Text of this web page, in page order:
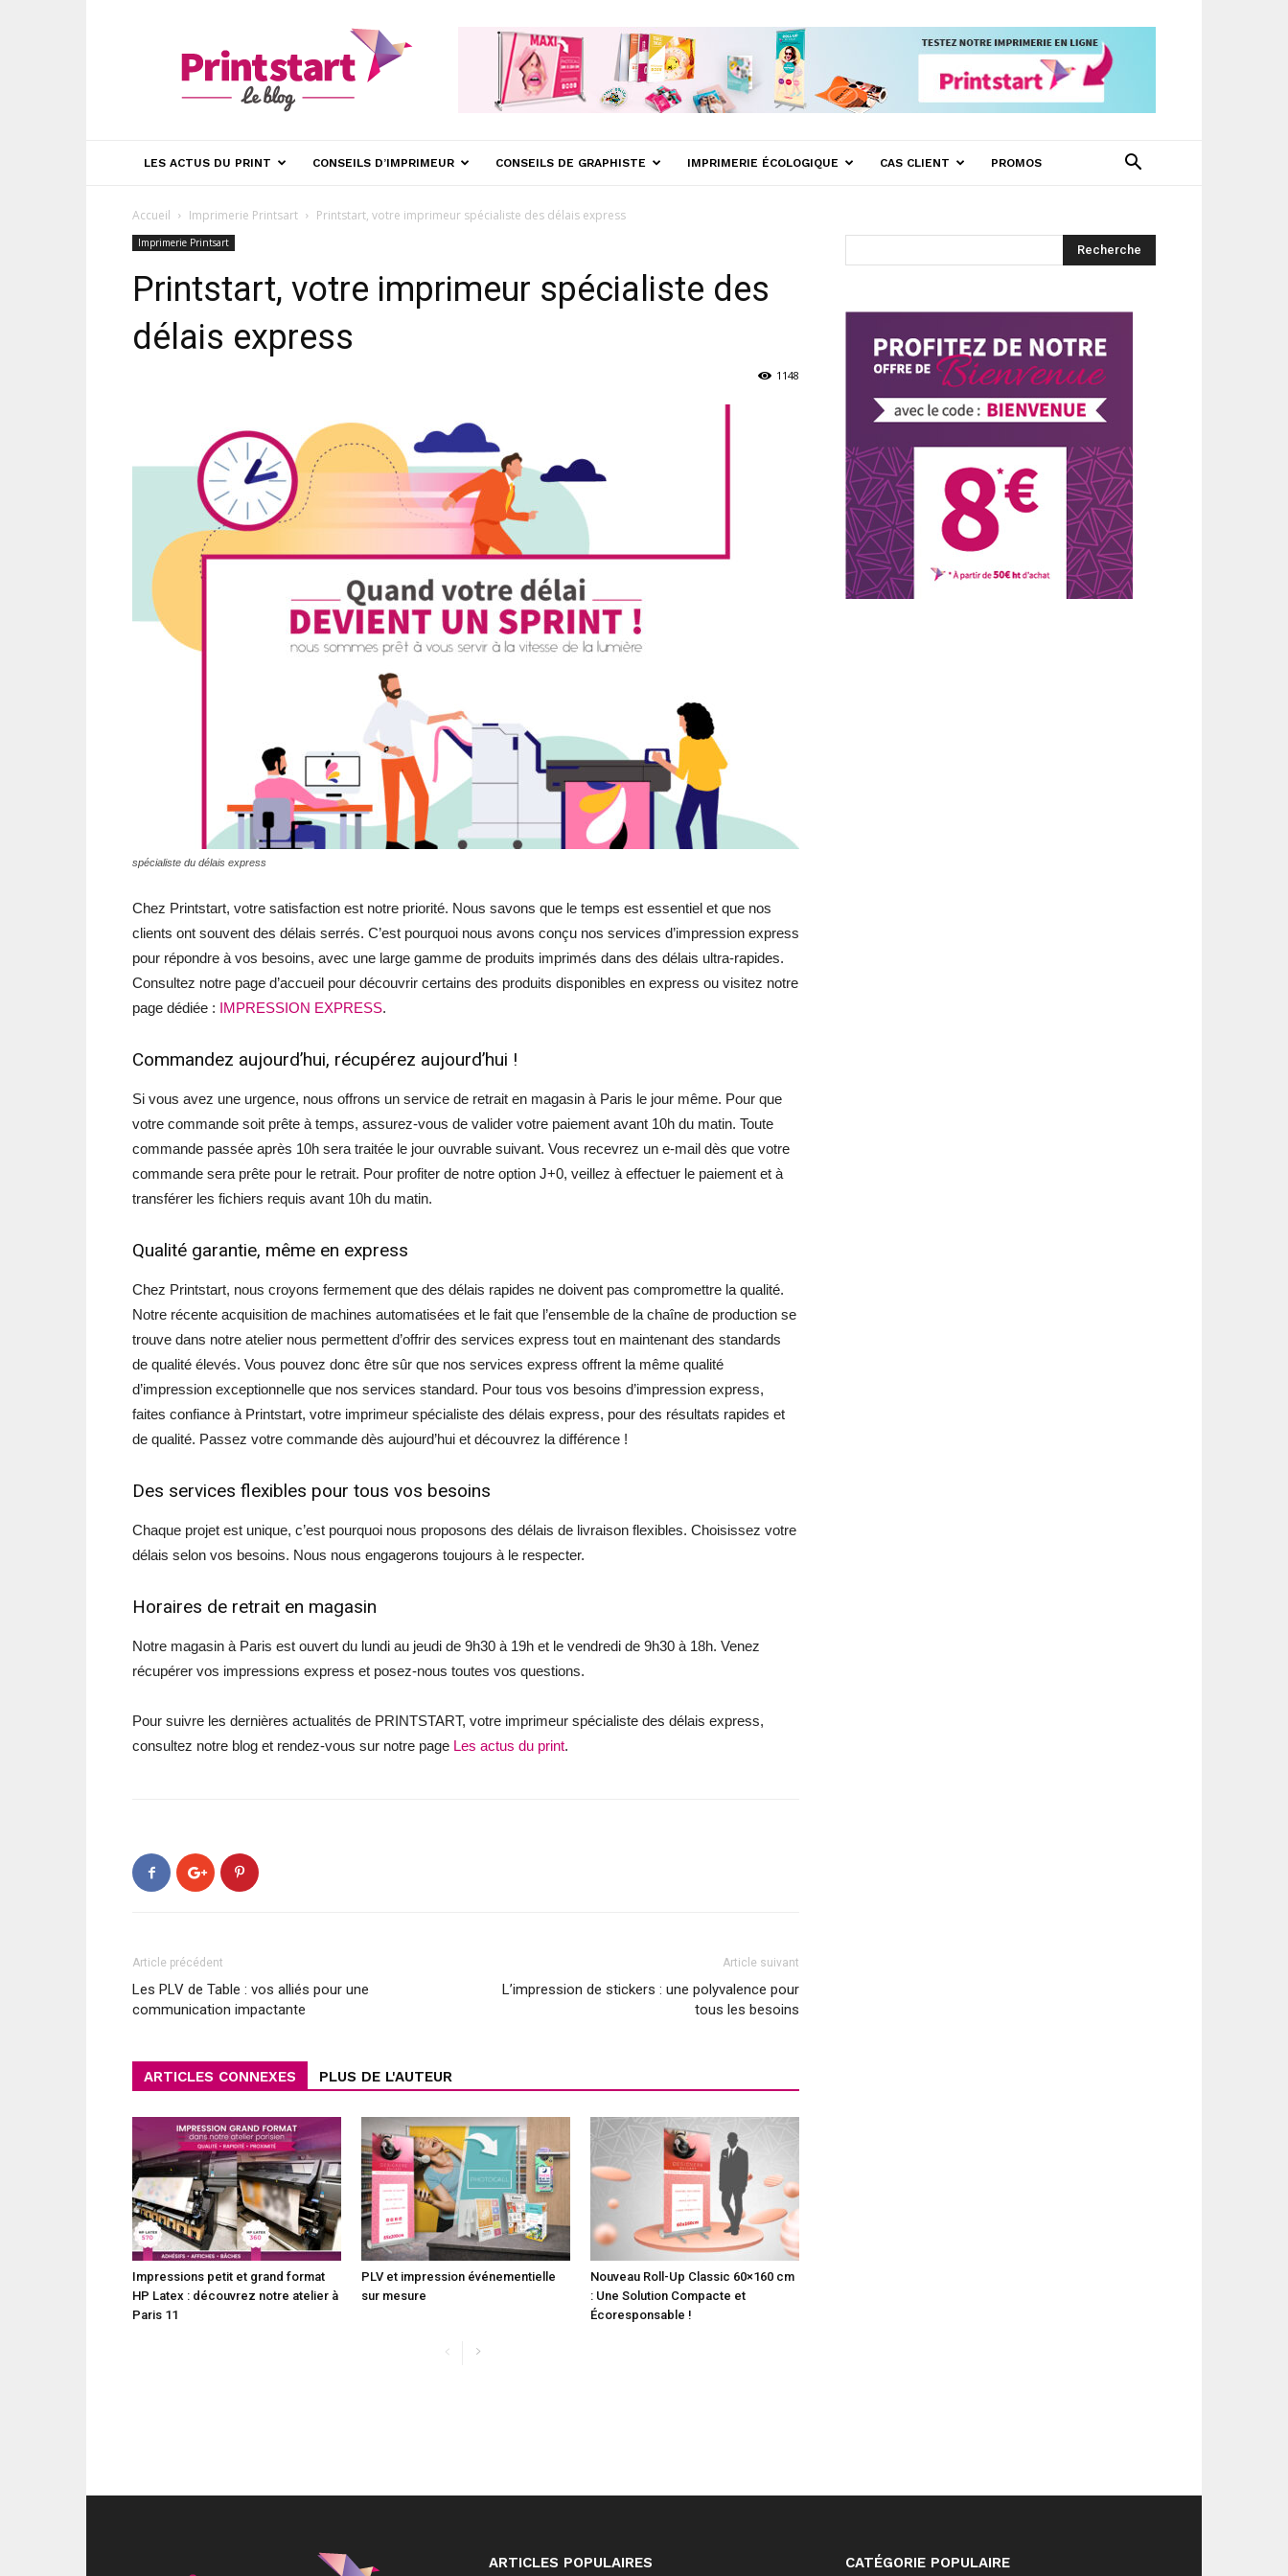
Printstart
LES ACTUS DU PRINT CONSEILS D’IMPRIMEUR CONSEILS DE GRAPHISTE IMPRIMERIE ÉCOLOGIQUE CAS CLIENT PROMOS
Accueil Imprimerie Printsart Printstart, votre imprimeur spécialiste des délais express
Imprimerie Printsart
Printstart, votre imprimeur spécialiste des
délais express
1148
spécialiste du délais express
Chez Printstart, votre satisfaction est notre priorité. Nous savons que le temps est essentiel et que nos
clients ont souvent des délais serrés. C’est pourquoi nous avons conçu nos services d’impression express
pour répondre à vos besoins, avec une large gamme de produits imprimés dans des délais ultra-rapides.
Consultez notre page d’accueil pour découvrir certains des produits disponibles en express ou visitez notre
page dédiée : IMPRESSION EXPRESS.
Commandez aujourd’hui, récupérez aujourd’hui !
Si vous avez une urgence, nous offrons un service de retrait en magasin à Paris le jour même. Pour que
votre commande soit prête à temps, assurez-vous de valider votre paiement avant 10h du matin. Toute
commande passée après 10h sera traitée le jour ouvrable suivant. Vous recevrez un e-mail dès que votre
commande sera prête pour le retrait. Pour profiter de notre option J+0, veillez à effectuer le paiement et à
transférer les fichiers requis avant 10h du matin.
Qualité garantie, même en express
Chez Printstart, nous croyons fermement que des délais rapides ne doivent pas compromettre la qualité.
Notre récente acquisition de machines automatisées et le fait que l’ensemble de la chaîne de production se
trouve dans notre atelier nous permettent d’offrir des services express tout en maintenant des standards
de qualité élevés. Vous pouvez donc être sûr que nos services express offrent la même qualité
d’impression exceptionnelle que nos services standard. Pour tous vos besoins d’impression express,
faites confiance à Printstart, votre imprimeur spécialiste des délais express, pour des résultats rapides et
de qualité. Passez votre commande dès aujourd’hui et découvrez la différence !
Des services flexibles pour tous vos besoins
Chaque projet est unique, c’est pourquoi nous proposons des délais de livraison flexibles. Choisissez votre
délais selon vos besoins. Nous nous engagerons toujours à le respecter.
Horaires de retrait en magasin
Notre magasin à Paris est ouvert du lundi au jeudi de 9h30 à 19h et le vendredi de 9h30 à 18h. Venez
récupérer vos impressions express et posez-nous toutes vos questions.
Pour suivre les dernières actualités de PRINTSTART, votre imprimeur spécialiste des délais express,
consultez notre blog et rendez-vous sur notre page Les actus du print.
Article précédent
Les PLV de Table : vos alliés pour une
communication impactante
Article suivant
L’impression de stickers : une polyvalence pour
tous les besoins
ARTICLES CONNEXES PLUS DE L'AUTEUR
Impressions petit et grand format
HP Latex : découvrez notre atelier à
Paris 11
PLV et impression événementielle
sur mesure
Nouveau Roll-Up Classic 60×160 cm
: Une Solution Compacte et
Écoresponsable !
ARTICLES POPULAIRES CATÉGORIE POPULAIRE